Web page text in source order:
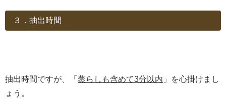
３．抽出時間
抽出時間ですが、「 蒸らしも含めて3分以内 」を心掛けまし
ょう。